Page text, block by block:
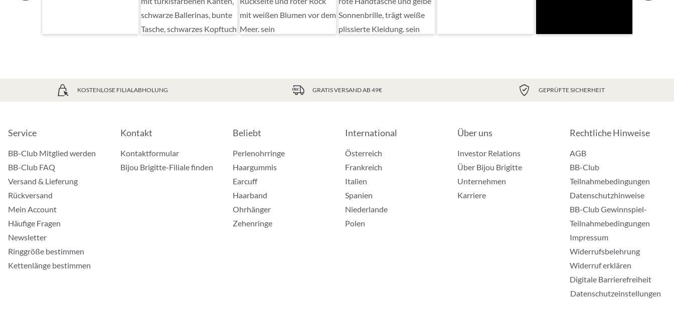
KOSTENLOSE FILIALABHOLUNG GRATIS VERSAND AB 49€ GEPRÜFTE SICHERHEIT
Service
BB-Club Mitglied werden
BB-Club FAQ
Versand & Lieferung
Rückversand
Mein Account
Häufige Fragen
Newsletter
Ringgröße bestimmen
Kettenlänge bestimmen
Kontakt
Kontaktformular
Bijou Brigitte-Filiale finden
Beliebt
Perlenohrringe
Haargummis
Earcuff
Haarband
Ohrhänger
Zehenringe
International
Österreich
Frankreich
Italien
Spanien
Niederlande
Polen
Über uns
Investor Relations
Über Bijou Brigitte
Unternehmen
Karriere
Rechtliche Hinweise
AGB
BB-Club
Teilnahmebedingungen
Datenschutzhinweise
BB-Club Gewinnspiel-
Teilnahmebedingungen
Impressum
Widerrufsbelehrung
Widerruf erklären
Digitale Barrierefreiheit
Datenschutzeinstellungen